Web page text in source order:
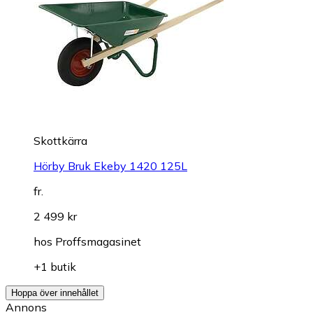
Skottkärra
Hörby Bruk Ekeby 1420 125L
fr.
2 499 kr
hos Proffsmagasinet
+1 butik
Hoppa över innehållet
Annons